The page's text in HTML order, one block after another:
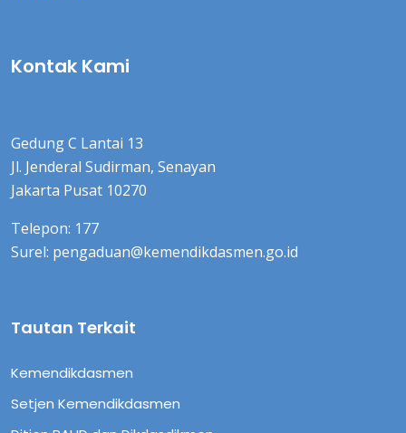
Kontak Kami
Gedung C Lantai 13
Jl. Jenderal Sudirman, Senayan
Jakarta Pusat 10270
Telepon: 177
Surel: pengaduan@kemendikdasmen.go.id
Tautan Terkait
Kemendikdasmen
Setjen Kemendikdasmen